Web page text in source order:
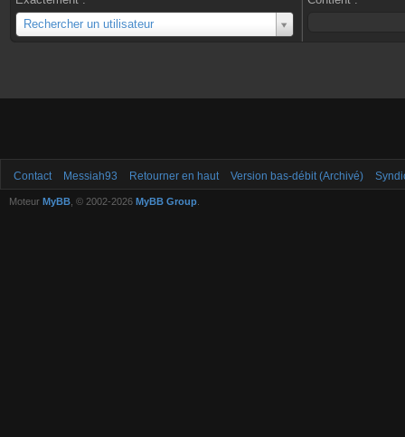
Rechercher un utilisateur
Utilisateur
Contact Messiah93 Retourner en haut Version bas-débit (Archivé)
Moteur MyBB , © 2002-2026 MyBB Group